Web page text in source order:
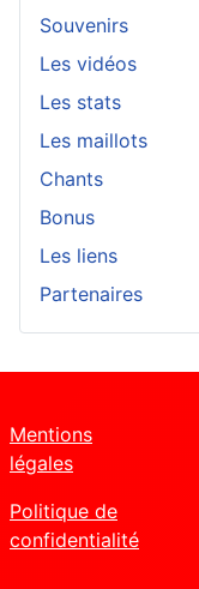
Souvenirs
Les vidéos
Les stats
Les maillots
Chants
Bonus
Les liens
Partenaires
Mentions
légales
Politique de
confidentialité